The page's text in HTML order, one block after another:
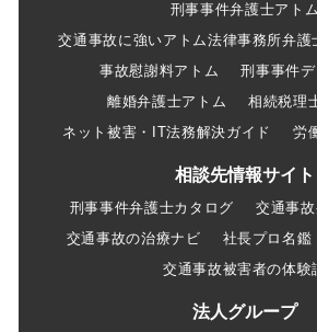
刑事事件弁護士アトム
交通事故に強いアトム法律事務所弁護
事故慰謝料アトム
刑事事件
離婚弁護士アトム
相続税理
ネット被害・IT法務解決ガイド
労
相談先情報サイト
刑事事件弁護士カタログ
交通事
交通事故の治療ナビ
社長プロ名鑑
交通事故被害者の体験
法人グループ